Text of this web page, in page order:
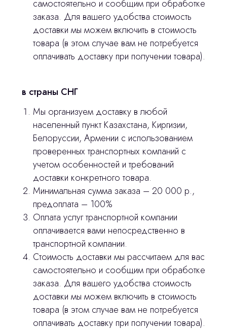
самостоятельно и сообщим при обработке
заказа. Для вашего удобства стоимость
доставки мы можем включить в стоимость
товара (в этом случае вам не потребуется
оплачивать доставку при получении товара).
в страны СНГ
Мы организуем доставку в любой
населенный пункт Казахстана, Киргизии,
Белоруссии, Армении с использованием
проверенных транспортных компаний с
учетом особенностей и требований
доставки конкретного товара.
Минимальная сумма заказа – 20 000 р.,
предоплата – 100%
Оплата услуг транспортной компании
оплачивается вами непосредственно в
транспортной компании.
Стоимость доставки мы рассчитаем для вас
самостоятельно и сообщим при обработке
заказа. Для вашего удобства стоимость
доставки мы можем включить в стоимость
товара (в этом случае вам не потребуется
оплачивать доставку при получении товара).
сделано
Продукция
Лицензирование
Изготовление хирургических шаблонов
Оплата и доставка
Политика конфиденциальности
Контакты
stasicus